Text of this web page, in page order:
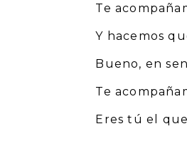
Te
Y hacemos
Bueno, en
Te
Eres tú el